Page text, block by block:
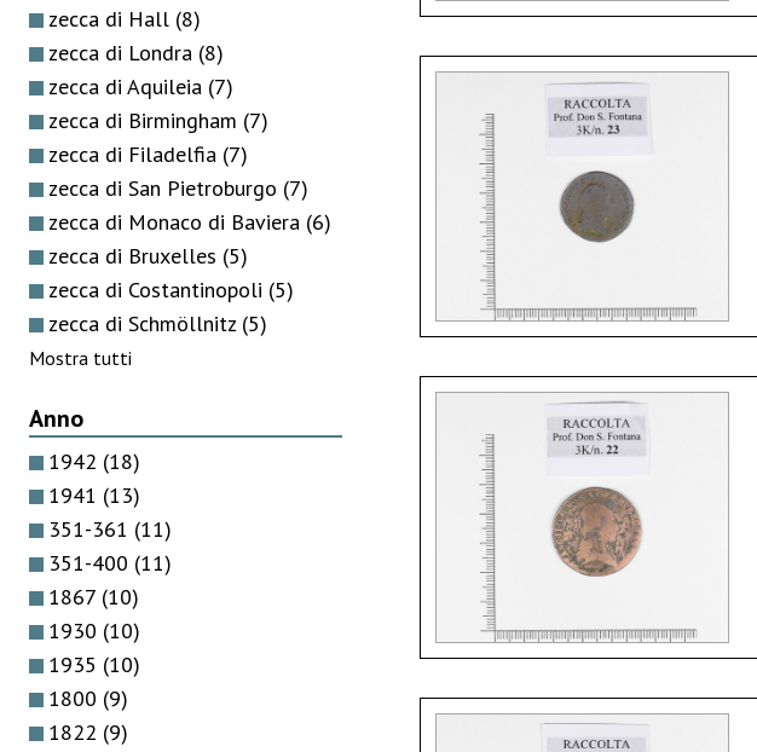
zecca di Hall (8)
zecca di Londra (8)
zecca di Aquileia (7)
zecca di Birmingham (7)
zecca di Filadelfia (7)
zecca di San Pietroburgo (7)
zecca di Monaco di Baviera (6)
zecca di Bruxelles (5)
zecca di Costantinopoli (5)
zecca di Schmöllnitz (5)
Mostra tutti
Anno
1942 (18)
1941 (13)
351-361 (11)
351-400 (11)
1867 (10)
1930 (10)
1935 (10)
1800 (9)
1822 (9)